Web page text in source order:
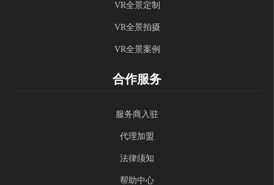
VR全景定制
VR全景拍摄
VR全景案例
合作服务
服务商入驻
代理加盟
法律须知
帮助中心